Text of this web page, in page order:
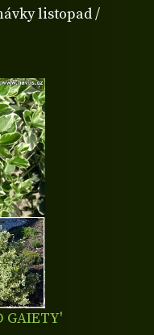
GAIETY'
listopad /